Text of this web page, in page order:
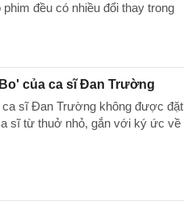
đều có nhiều đổi thay trong
của ca sĩ Đan Trường
ca sĩ Đan Trường không được đặt
sĩ từ thuở nhỏ, gắn với ký ức về